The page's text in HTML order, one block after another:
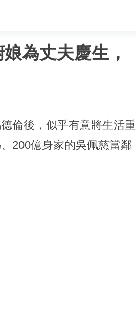
為丈夫慶生，
倫後，似乎有意將生活重
200億身家的吳佩慈當鄰